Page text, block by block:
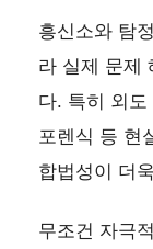
흥신소와 탐
라 실제 문제
다. 특히 외
포렌식 등 현
합법성이 더
무조건 자극